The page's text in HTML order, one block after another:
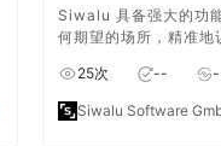
Siwalu 具备强大的功
何期望的场所，精准地
与认知提供极大的便
25次 --
Siwalu Software